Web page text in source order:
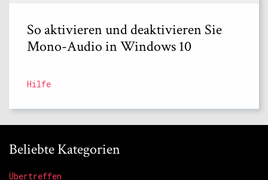
So aktivieren und deaktivieren Sie
Mono-Audio in Windows 10
Hilfe
Beliebte Kategorien
Übertreffen